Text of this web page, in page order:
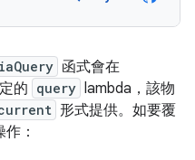
函式會在
的 query lambda，該物
形式提供。如要覆
：